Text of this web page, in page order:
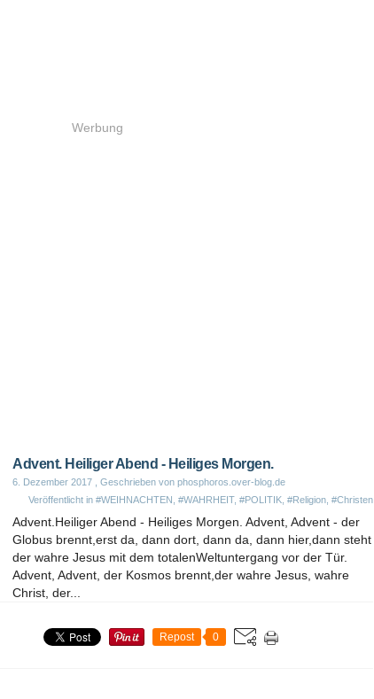
Werbung
Advent. Heiliger Abend - Heiliges Morgen.
6. Dezember 2017 , Geschrieben von phosphoros.over-blog.de
Veröffentlicht in #WEIHNACHTEN #WAHRHEIT, #POLITIK #Religion #Christen
Advent.Heiliger Abend - Heiliges Morgen. Advent, Advent - der
Globus brennt,erst da, dann dort, dann da, dann hier,dann steht
der wahre Jesus mit dem totalenWeltuntergang vor der Tür.
Advent, Advent, der Kosmos brennt,der wahre Jesus, wahre
Christ, der...
Repost 0